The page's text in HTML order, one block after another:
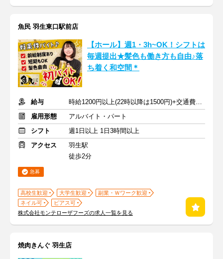
魚民 羽生東口駅前店
【ホール】週1・3h~OK！シフトは
毎週提出★髪色も働き方も自由♪落
ち着く和空間＊
給与
時給1200円以上(22時以降は1500円)+交通費規定内支給
雇用形態
アルバイト・パート
シフト
週1日以上 1日3時間以上
アクセス
羽生駅
徒歩2分
急募
高校生歓迎 大学生歓迎
副業・Ｗワーク歓迎
ネイル可
ピアス可
株式会社モンテローザフーズの求人一覧を見る
焼肉きんぐ 羽生店